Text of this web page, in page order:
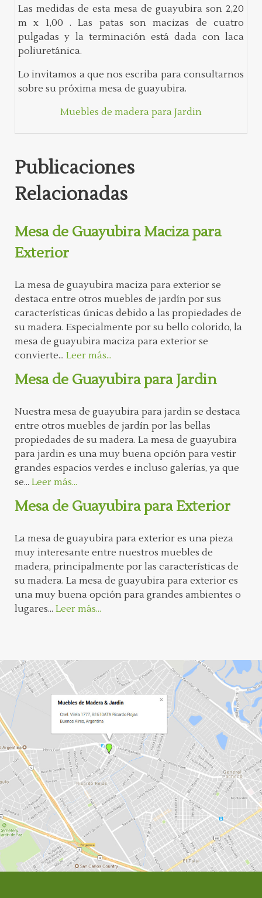
Las medidas de esta mesa de guayubira son 2,20
m x 1,00 . Las patas son macizas de cuatro
pulgadas y la terminación está dada con laca
poliuretánica.
Lo invitamos a que nos escriba para consultarnos
sobre su próxima mesa de guayubira.
Muebles de madera para Jardin
Publicaciones
Relacionadas
Mesa de Guayubira Maciza para
Exterior
La mesa de guayubira maciza para exterior se
destaca entre otros muebles de jardín por sus
características únicas debido a las propiedades de
su madera. Especialmente por su bello colorido, la
mesa de guayubira maciza para exterior se
convierte... Leer más...
Mesa de Guayubira para Jardin
Nuestra mesa de guayubira para jardin se destaca
entre otros muebles de jardín por las bellas
propiedades de su madera. La mesa de guayubira
para jardin es una muy buena opción para vestir
grandes espacios verdes e incluso galerías, ya que
se... Leer más...
Mesa de Guayubira para Exterior
La mesa de guayubira para exterior es una pieza
muy interesante entre nuestros muebles de
madera, principalmente por las características de
su madera. La mesa de guayubira para exterior es
una muy buena opción para grandes ambientes o
lugares... Leer más...